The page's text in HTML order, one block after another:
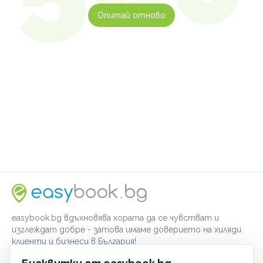
Опитай отново
easybook.bg вдъхновява хората да се чувстват и
изглеждат добре - затова имаме доверието на хиляди
клиенти и бизнеси в България!